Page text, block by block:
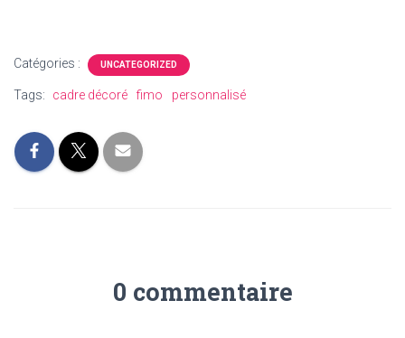
Catégories : UNCATEGORIZED
Tags: cadre décoré fimo personnalisé
0 commentaire